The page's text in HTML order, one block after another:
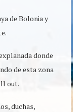
de Bolonia y
donde
de esta zona
out.
duchas,